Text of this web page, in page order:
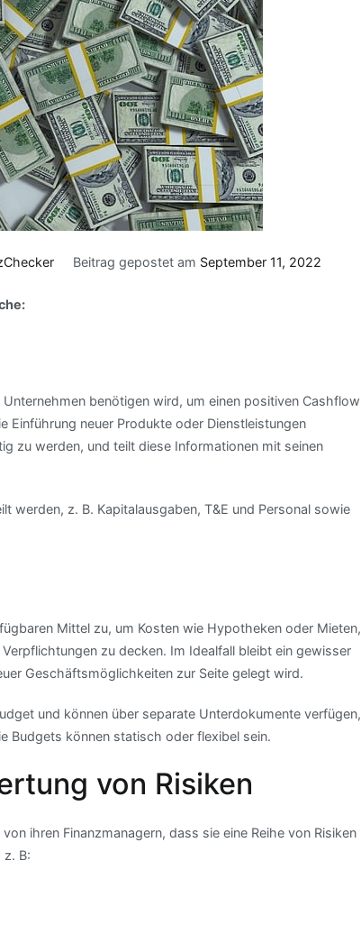
Beitrag gepostet am September 11, 2022
benötigen wird, um einen positiven Cashflow
neuer Produkte oder Dienstleistungen
zu werden, und teilt diese Informationen mit seinen
werden, z. B. Kapitalausgaben, T&E und Personal sowie
Mittel zu, um Kosten wie Hypotheken oder Mieten,
zu decken. Im Idealfall bleibt ein gewisser
Geschäftsmöglichkeiten zur Seite gelegt wird.
und können über separate Unterdokumente verfügen,
Budgets können statisch oder flexibel sein.
von Risiken
ihren Finanzmanagern, dass sie eine Reihe von Risiken
B: